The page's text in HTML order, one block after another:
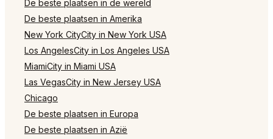
De beste plaatsen in de wereld
De beste plaatsen in Amerika
New York CityCity in New York USA
Los AngelesCity in Los Angeles USA
MiamiCity in Miami USA
Las VegasCity in New Jersey USA
Chicago
De beste plaatsen in Europa
De beste plaatsen in Azië